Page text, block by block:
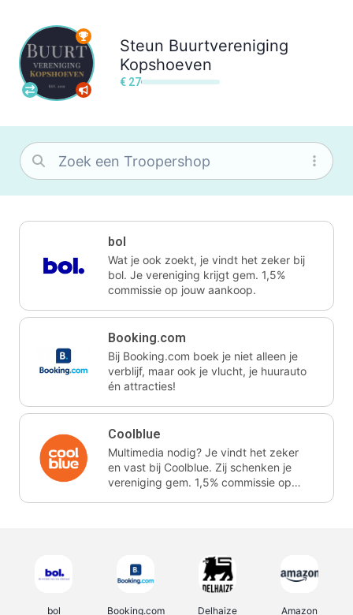
Steun Buurtvereniging
Kopshoeven
€ 27
bol
Wat je ook zoekt, je vindt het zeker bij
bol. Je vereniging krijgt gem. 1,5%
commissie op jouw aankoop.
Booking.com
Bij Booking.com boek je niet alleen je
verblijf, maar ook je vlucht, je huurauto
én attracties!
Coolblue
Multimedia nodig? Je vindt het zeker
en vast bij Coolblue. Zij schenken je
vereniging gem. 1,5% commissie op
bol Booking.com Delhaize Amazon